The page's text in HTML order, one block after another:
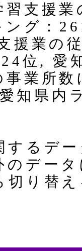
習支援
グ：
援業の
位, 愛
事業所
知県内
するデ
のデー
切り替